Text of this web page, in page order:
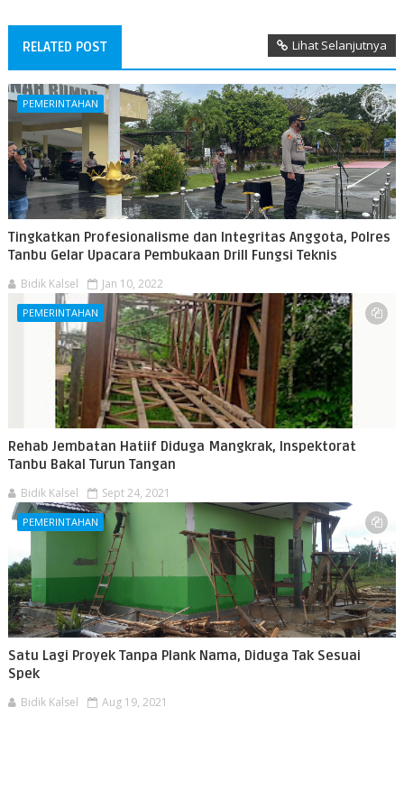
RELATED POST Lihat Selanjutnya
PEMERINTAHAN
Tingkatkan Profesionalisme dan Integritas Anggota, Polres
Tanbu Gelar Upacara Pembukaan Drill Fungsi Teknis
Bidik Kalsel Jan 10, 2022
PEMERINTAHAN
Rehab Jembatan Hatiif Diduga Mangkrak, Inspektorat
Tanbu Bakal Turun Tangan
Bidik Kalsel Sept 24, 2021
PEMERINTAHAN
Satu Lagi Proyek Tanpa Plank Nama, Diduga Tak Sesuai
Spek
Bidik Kalsel Aug 19, 2021